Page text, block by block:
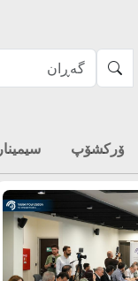
ۆرکشۆپ سیمینار